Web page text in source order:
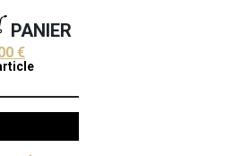
PANIER
€